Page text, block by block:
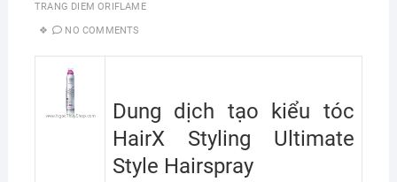
TRANG DIEM ORIFLAME
NO COMMENTS
Dung dịch tạo kiểu tóc
HairX Styling Ultimate
Style Hairspray